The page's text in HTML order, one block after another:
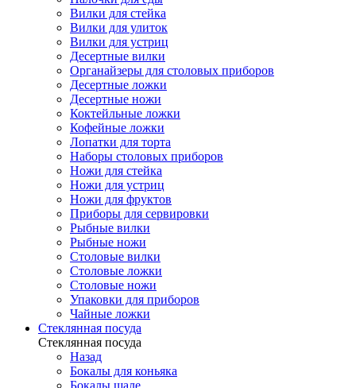
Вилки для стейка
Вилки для улиток
Вилки для устриц
Десертные вилки
Органайзеры для столовых приборов
Десертные ложки
Десертные ножи
Коктейльные ложки
Кофейные ложки
Лопатки для торта
Наборы столовых приборов
Ножи для стейка
Ножи для устриц
Ножи для фруктов
Приборы для сервировки
Рыбные вилки
Рыбные ножи
Столовые вилки
Столовые ложки
Столовые ножи
Упаковки для приборов
Чайные ложки
Стеклянная посуда
Стеклянная посуда
Назад
Бокалы для коньяка
Бокалы шале